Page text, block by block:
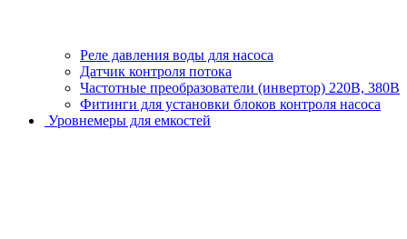
Реле давления воды для насоса
Датчик контроля потока
Частотные преобразователи (инвертор) 220В, 380В
Фитинги для установки блоков контроля насоса
Уровнемеры для емкостей